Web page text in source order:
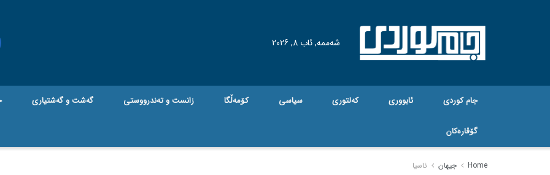
شەممە, ئاب 8, 2026
جام کوردی ئابووری کەلتوری سیاسی کۆمەڵگا زانست و تەندرووستی گه‌شت و گه‌شتیاری
گۆڤاره‌کان
Home جیهان ئاسیا